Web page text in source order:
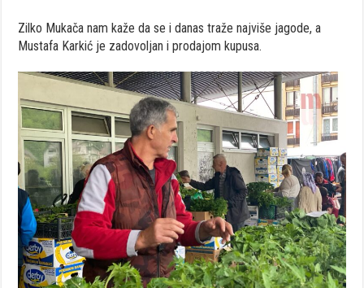
Zilko Mukača nam kaže da se i danas traže najviše jagode, a
Mustafa Karkić je zadovoljan i prodajom kupusa.